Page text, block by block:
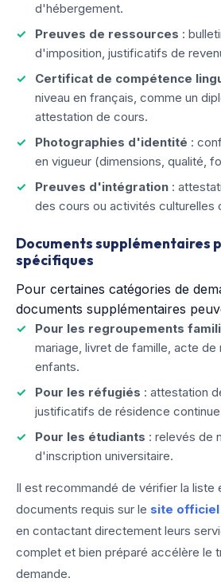
d'hébergement.
Preuves de ressources :
d'imposition, justificatifs de
Certificat de compétence
niveau en français, comme un
attestation de cours.
Photographies d'identité :
en vigueur (dimensions, qualité,
Preuves d'intégration :
des cours ou activités culturelles
Documents supplémentaires
spécifiques
Pour certaines catégories de
documents supplémentaires
Pour les regroupements
mariage, livret de famille, acte de
enfants.
Pour les réfugiés : attestation
justificatifs de résidence
Pour les étudiants : relevés de
d'inscription universitaire.
Il est recommandé de vérifier la liste
documents requis sur le site
en contactant directement leurs
complet et bien préparé accélère le
demande.